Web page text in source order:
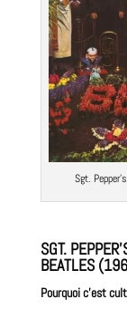
Sgt.
SGT.
BEATLES
Pourquoi c’est